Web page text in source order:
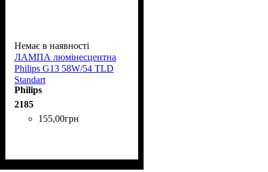
Немає в наявності
ЛАМПА люмінесцентна
Phіlіps G13 58W/54 TLD
Standart
Philips
2185
155,00грн